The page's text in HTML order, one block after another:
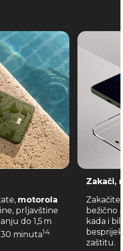
motorola
prljavštine
do 1,5 m
minuta14.
Zakači,
Zakačite
bežično
kada i
zaštitu.